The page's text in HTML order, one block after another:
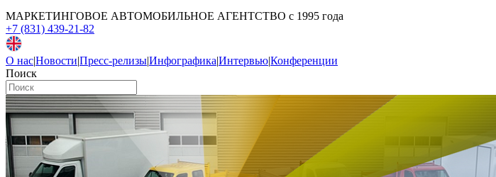
МАРКЕТИНГОВОЕ АВТОМОБИЛЬНОЕ АГЕНТСТВО с 1995 года
+7 (831) 439-21-82
О нас|Новости|Пресс-релизы|Инфографика|Интервью|Конференции
Поиск